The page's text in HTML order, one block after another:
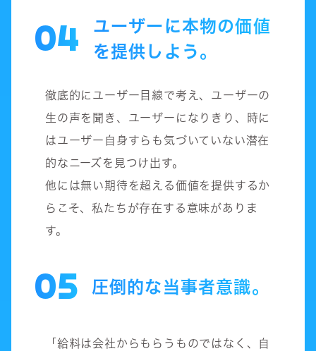
04
ユーザーに本物の価値
を提供しよう。
徹底的にユーザー目線で考え、ユーザーの
生の声を聞き、ユーザーになりきり、時に
はユーザー自身すらも気づいていない潜在
的なニーズを見つけ出す。
他には無い期待を超える価値を提供するか
らこそ、私たちが存在する意味がありま
す。
05 圧倒的な当事者意識。
「給料は会社からもらうものではなく、自